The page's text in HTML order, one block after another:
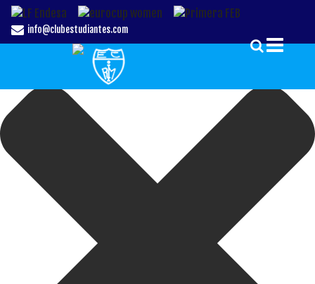
Gestionar el Consentimiento de las Cookies
info@clubestudiantes.com